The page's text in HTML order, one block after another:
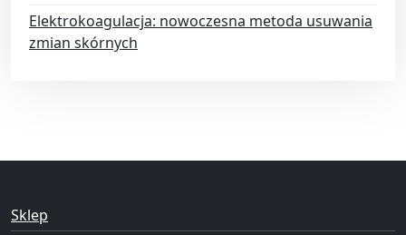
Elektrokoagulacja: nowoczesna metoda usuwania
zmian skórnych
Sklep